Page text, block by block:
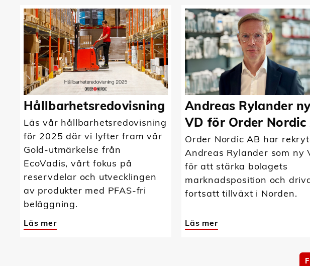
Hållbarhetsredovisning
Läs vår hållbarhetsredovisning
för 2025 där vi lyfter fram vår
Gold-utmärkelse från
EcoVadis, vårt fokus på
reservdelar och utvecklingen
av produkter med PFAS-fri
beläggning.
Läs mer
Andreas Rylander
VD för Order Nordic
Order Nordic AB har
Andreas Rylander som ny
för att stärka bolagets
marknadsposition och
fortsatt tillväxt i Norden.
Läs mer